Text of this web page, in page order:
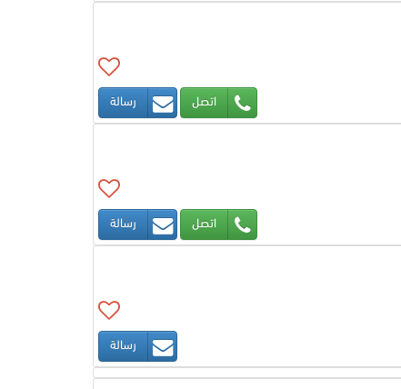
اتصل رسالة
اتصل رسالة
رسالة